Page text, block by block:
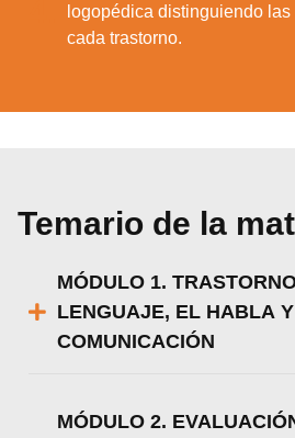
logopédica distinguiendo
cada trastorno.
Temario de la
MÓDULO 1.
LENGUAJE, EL HABLA
COMUNICACIÓN
MÓDULO 2.